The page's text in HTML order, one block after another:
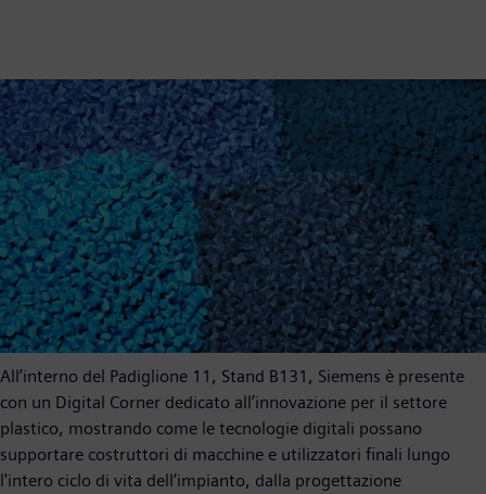
All’interno del Padiglione 11, Stand B131, Siemens è presente
con un Digital Corner dedicato all’innovazione per il settore
plastico, mostrando come le tecnologie digitali possano
supportare costruttori di macchine e utilizzatori finali lungo
l'intero ciclo di vita dell’impianto, dalla progettazione